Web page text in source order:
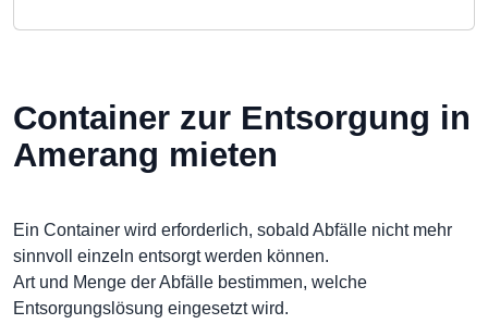
Container zur Entsorgung in
Amerang mieten
Ein Container wird erforderlich, sobald Abfälle nicht mehr
sinnvoll einzeln entsorgt werden können.
Art und Menge der Abfälle bestimmen, welche
Entsorgungslösung eingesetzt wird.